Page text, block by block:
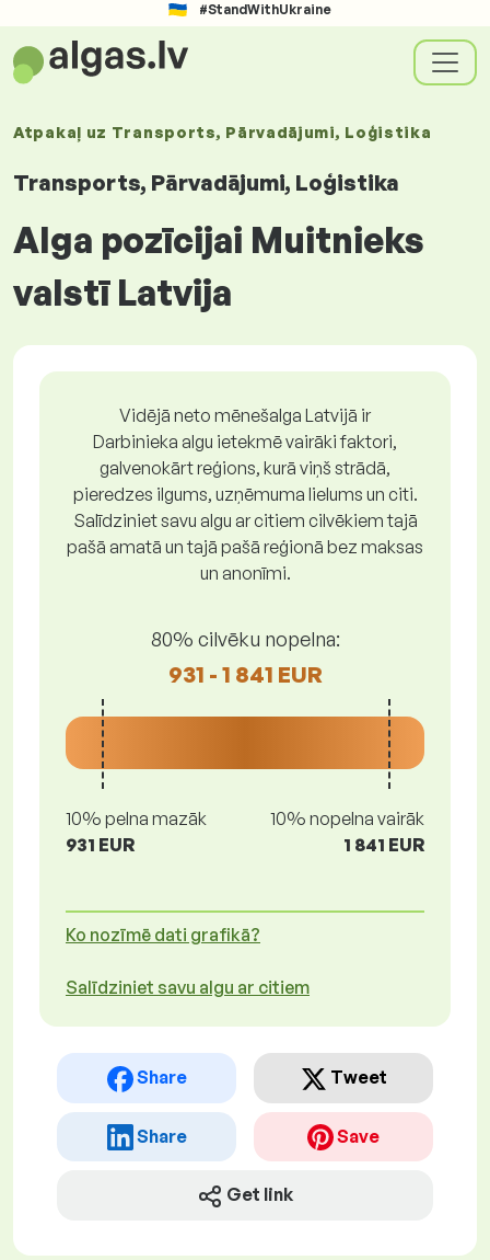
#StandWithUkraine
Atpakaļ uz Transports, Pārvadājumi, Loģistika
Transports, Pārvadājumi, Loģistika
Alga pozīcijai Muitnieks
valstī Latvija
Vidējā neto mēnešalga Latvijā ir
Darbinieka algu ietekmē vairāki faktori,
galvenokārt reģions, kurā viņš strādā,
pieredzes ilgums, uzņēmuma lielums un citi.
Salīdziniet savu algu ar citiem cilvēkiem tajā
pašā amatā un tajā pašā reģionā bez maksas
un anonīmi.
80% cilvēku nopelna:
931 - 1 841 EUR
10% pelna mazāk
931 EUR
10% nopelna vairāk
1 841 EUR
Ko nozīmē dati grafikā?
Salīdziniet savu algu ar citiem
Share Tweet
Share Save
Get link